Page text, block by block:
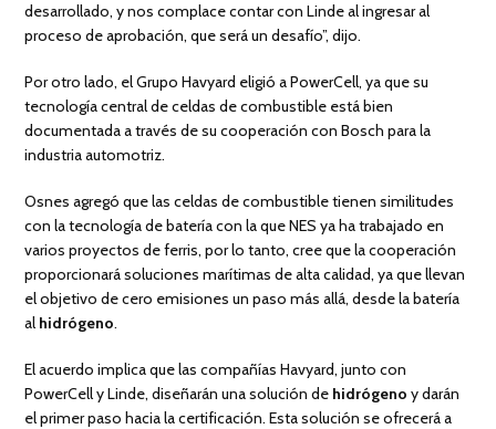
desarrollado, y nos complace contar con Linde al ingresar al
proceso de aprobación, que será un desafío”, dijo.
Por otro lado, el Grupo Havyard eligió a PowerCell, ya que su
tecnología central de celdas de combustible está bien
documentada a través de su cooperación con Bosch para la
industria automotriz.
Osnes agregó que las celdas de combustible tienen similitudes
con la tecnología de batería con la que NES ya ha trabajado en
varios proyectos de ferris, por lo tanto, cree que la cooperación
proporcionará soluciones marítimas de alta calidad, ya que llevan
el objetivo de cero emisiones un paso más allá, desde la batería
al hidrógeno.
El acuerdo implica que las compañías Havyard, junto con
PowerCell y Linde, diseñarán una solución de hidrógeno y darán
el primer paso hacia la certificación. Esta solución se ofrecerá a